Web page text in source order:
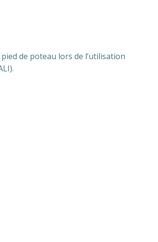
de poteau lors de l’utilisation